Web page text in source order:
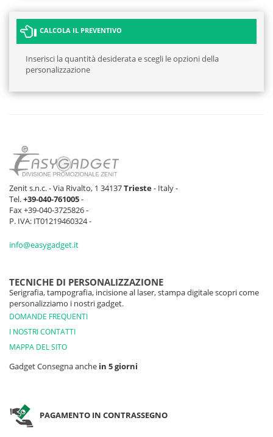
CALCOLA IL PREVENTIVO
Inserisci la quantità desiderata e scegli le opzioni della
personalizzazione
Zenit s.n.c. - Via Rivalto, 1 34137Trieste- Italy -
Tel.+39-040-761005-
Fax +39-040-3725826 -
P. IVA: IT01219460324 -
info@easygadget.it
TECNICHE DI PERSONALIZZAZIONE
Serigrafia, tampografia, incisione al laser, stampa digitale scopri come
personalizziamo i nostri gadget.
DOMANDE FREQUENTI
I NOSTRI CONTATTI
MAPPA DEL SITO
Gadget Consegna anche in 5 giorni
PAGAMENTO IN CONTRASSEGNO